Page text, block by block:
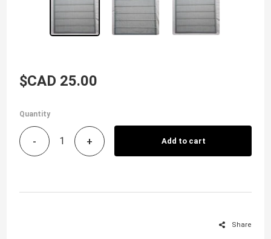
$CAD 25.00
Quantity
- + Add to cart
Share